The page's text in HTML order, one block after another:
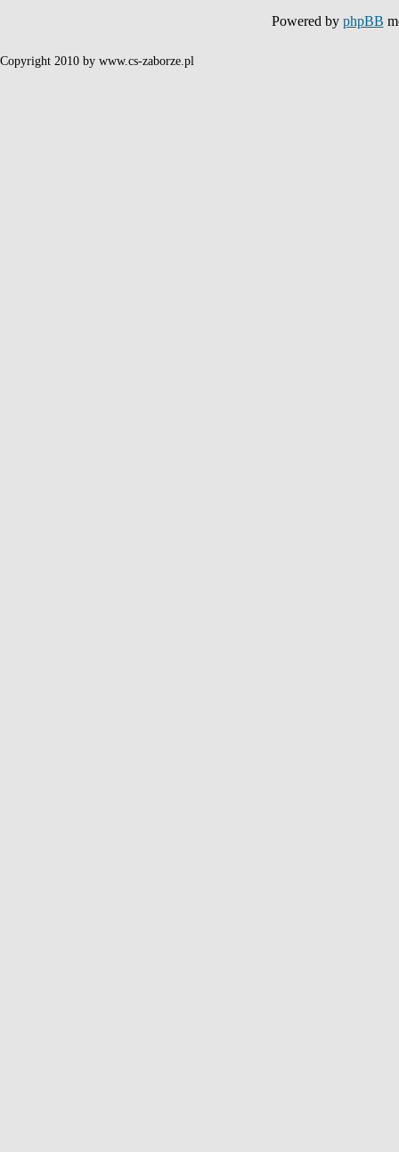
Powered by phpBB
Copyright 2010 by www.cs-zaborze.pl